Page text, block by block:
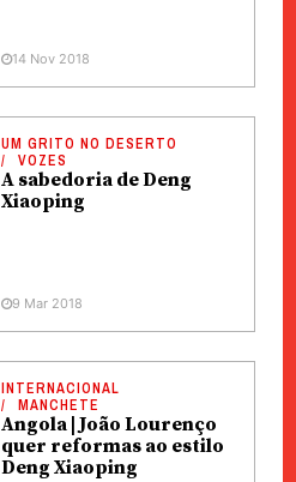
14 Nov 2018
UM GRITO NO DESERTO
VOZES
A sabedoria de Deng
Xiaoping
9 Mar 2018
INTERNACIONAL
MANCHETE
Angola | João Lourenço
quer reformas ao estilo
Deng Xiaoping